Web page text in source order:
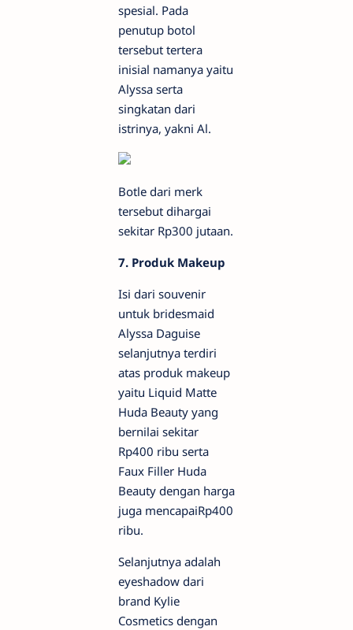
spesial. Pada
penutup botol
tersebut tertera
inisial namanya yaitu
Alyssa serta
singkatan dari
istrinya, yakni Al.
Botle dari merk
tersebut dihargai
sekitar Rp300 jutaan.
7. Produk Makeup
Isi dari souvenir
untuk bridesmaid
Alyssa Daguise
selanjutnya terdiri
atas produk makeup
yaitu Liquid Matte
Huda Beauty yang
bernilai sekitar
Rp400 ribu serta
Faux Filler Huda
Beauty dengan harga
juga mencapaiRp400
ribu.
Selanjutnya adalah
eyeshadow dari
brand Kylie
Cosmetics dengan